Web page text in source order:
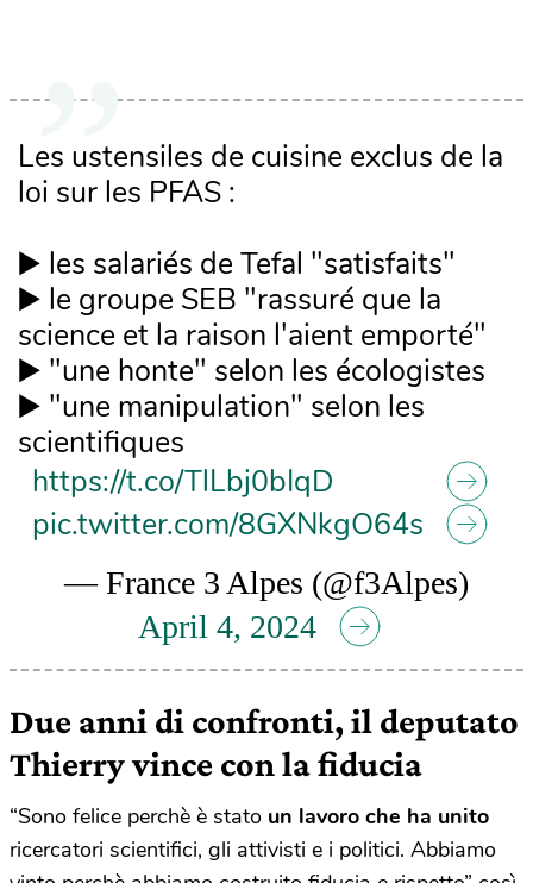
Les ustensiles de cuisine exclus de la
loi sur les PFAS :
▶️ les salariés de Tefal "satisfaits"
▶️ le groupe SEB "rassuré que la
science et la raison l'aient emporté"
▶️ "une honte" selon les écologistes
▶️ "une manipulation" selon les
scientifiques
https://t.co/TlLbj0bIqD
pic.twitter.com/8GXNkgO64s
— France 3 Alpes (@f3Alpes)
April 4, 2024
Due anni di confronti, il deputato
Thierry vince con la fiducia
“Sono felice perchè è stato un lavoro che ha unito
ricercatori scientifici, gli attivisti e i politici. Abbiamo